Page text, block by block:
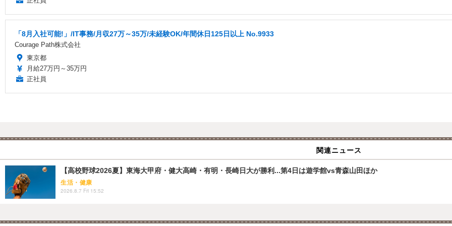
「8月入社可能!」/IT事務/月収27万～35万/未経験OK/年間休日125日以上 No.9933
Courage Path株式会社
東京都
月給27万円～35万円
正社員
関連ニュース
【高校野球2026夏】東海大甲府・健大高崎・有明・長崎日大が勝利...第4日は遊学館vs青森山田ほか
生活・健康
2026.8.7 Fri 15:52